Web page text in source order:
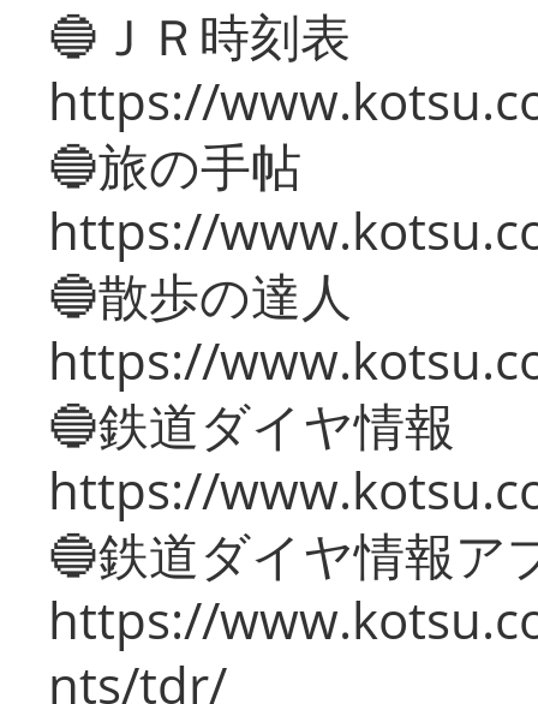
🔵ＪＲ時刻表
https://
🔵旅の手帖
https://
🔵散歩の達人
https://
🔵鉄道ダイヤ情報
https://
🔵鉄道ダイヤ情報ア
https://
nts/tdr/